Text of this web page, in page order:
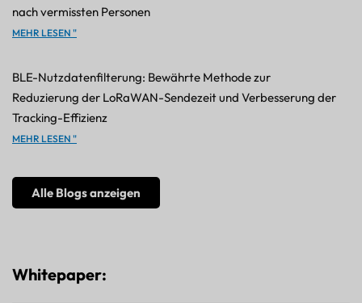
nach vermissten Personen
MEHR LESEN "
BLE-Nutzdatenfilterung: Bewährte Methode zur
Reduzierung der LoRaWAN-Sendezeit und Verbesserung der
Tracking-Effizienz
MEHR LESEN "
Alle Blogs anzeigen
Whitepaper: